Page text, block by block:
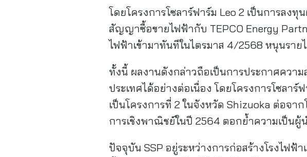
โดยโครงการโซลาร์ฟาร์ม Leo 2 เป็นการลง
สัญญาซื้อขายไฟฟ้ากับ TEPCO Energy
ไฟฟ้าเข้ามาทันทีในไตรมาส 4/2568 หนุนรา
ทั้งนี้ ผลงานดังกล่าวถือเป็นการประกาศควา
ประเทศได้อย่างต่อเนื่อง โดยโครงการโซลา
เป็นโครงการที่ 2 ในจังหวัด Shizuoka ต่อจา
การเชิงพาณิชย์ในปี 2564 ตอกย้ำความเป็นผู้
ปัจจุบัน SSP อยู่ระหว่างการก่อสร้างโรงไฟ